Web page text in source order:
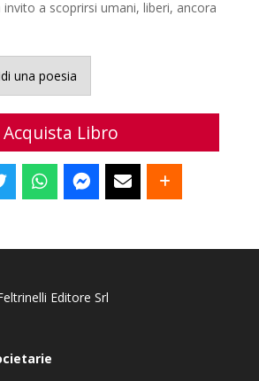
a scoprirsi umani, liberi, ancora
una poesia
Acquista Libro
Editore Srl